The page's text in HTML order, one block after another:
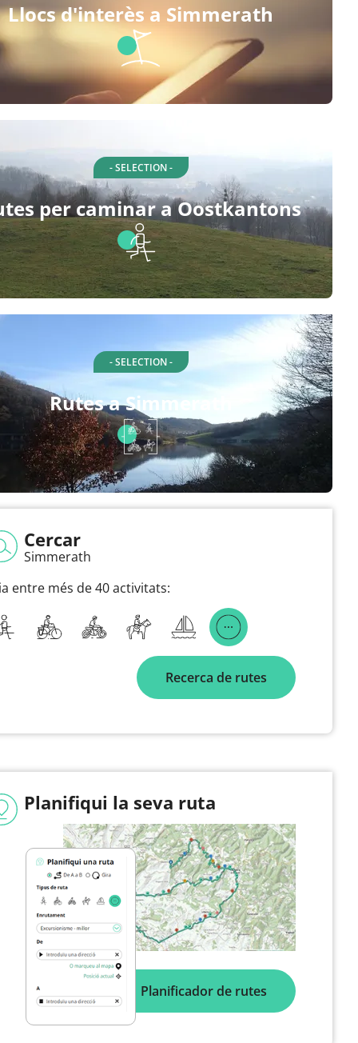
Llocs d'interès a Simmerath
- SELECTION -
per caminar a Oostkantons
- SELECTION -
Rutes a Simmerath
Cercar
Simmerath
entre més de 40 activitats:
Recerca de rutes
Planifiqui la seva ruta
Planificador de rutes